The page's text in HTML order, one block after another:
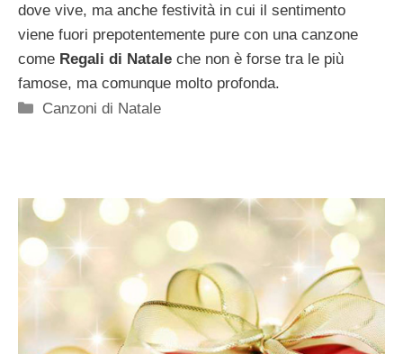
dove vive, ma anche festività in cui il sentimento
viene fuori prepotentemente pure con una canzone
come Regali di Natale che non è forse tra le più
famose, ma comunque molto profonda.
Categorie
Canzoni di Natale